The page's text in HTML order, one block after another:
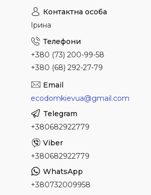
Ірина
+380 (73) 200-99-58
+380 (68) 292-27-79
ecodomkievua@gmail.com
+380682922779
+380682922779
+380732009958